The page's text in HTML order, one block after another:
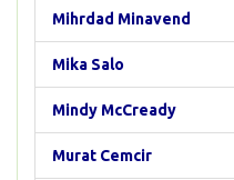
Mihrdad Minavend
Mika Salo
Mindy McCready
Murat Cemcir